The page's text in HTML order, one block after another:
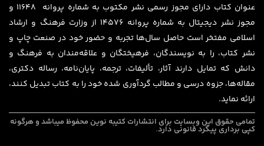
عنوان کتاب دارای مجوز رسمی نشر مکتوب به شماره پروانه ۱۱۶۴۸ و
مجوز نشر دیجیتال به شماره پروانه 14576 از وزارت فرهنگ و ارشاد
اسلامی مفتخر است حاصل سال‌ها تجربه و حضور خود در صنعت چاپ و
نشر کتاب، را به نویسندگان، فرهیختگان و علاقه‌مندان به فرهنگ و
دانش که تمایل دارند آثار، تألیفات، ترجمه، پایان‌نامه، رساله دکتری،
مقاله‌ها، جزوه درسی و مطالب گردآوری شده خود را به کتاب تبدیل کنند،
ارائه نماید.
تمامی حقوق این وبسایت برای انتشارات کتیبه نوین محفوظ میباشد و هرگونه
کپی برداری پیگرد قانونی دارد.